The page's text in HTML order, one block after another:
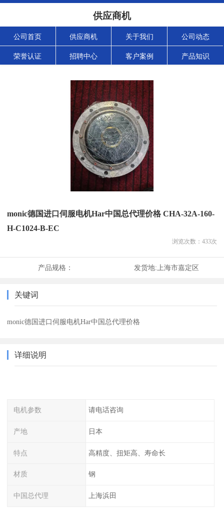
供应商机
公司首页 供应商机 关于我们 公司动态
荣誉认证 招聘中心 客户案例 产品知识
monic德国进口伺服电机Har中国总代理价格 CHA-32A-160-
H-C1024-B-EC
浏览次数： 433次
产品规格： 发货地: 上海市嘉定区
关键词
monic德国进口伺服电机Har中国总代理价格
详细说明
电机参数 请电话咨询
产地 日本
特点 高精度、扭矩高、寿命长
材质 钢
中国总代理 上海浜田